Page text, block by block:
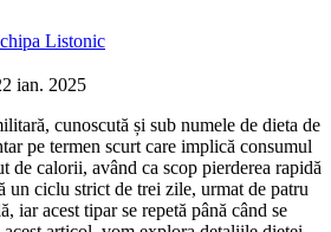
Listonic
ian. 2025
cunoscută și sub numele de dieta de
pe termen scurt care implică consumul
de calorii, având ca scop pierderea rapidă
un ciclu strict de trei zile, urmat de patru
iar acest tipar se repetă până când se